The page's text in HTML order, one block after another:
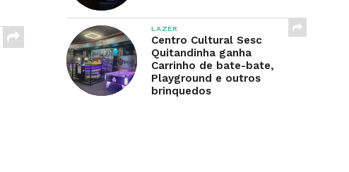
LAZER
Centro Cultural Sesc
Quitandinha ganha
Carrinho de bate-bate,
Playground e outros
brinquedos